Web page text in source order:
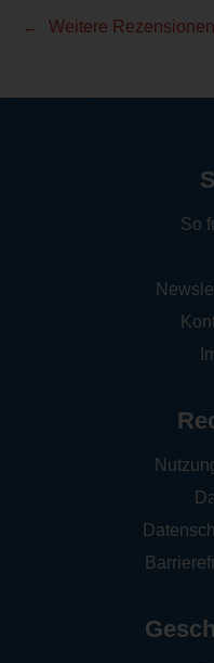
Weitere Rezensionen
So